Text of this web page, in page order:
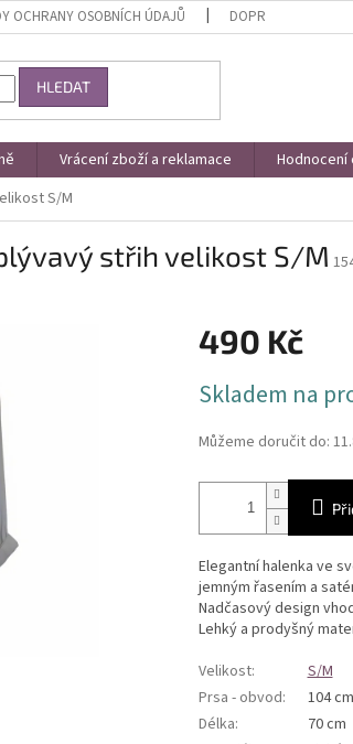
OCHRANY OSOBNÍCH ÚDAJŮ DOPRAVA A PLATBA
HLEDAT
Vrácení zboží a reklamace Hodnocení
S/M
střih velikost S/M
490 Kč
cena:
Skladem na
Můžeme doručit do:
Elegantní halenka ve
jemným řasením a
Nadčasový design
Lehký a prodyšný
Velikost:
S/M
Prsa - obvod:
104 cm
Délka:
70 cm